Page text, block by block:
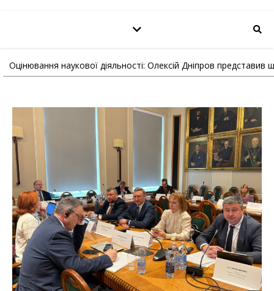
Оцінювання наукової діяльності: Олексій Дніпров